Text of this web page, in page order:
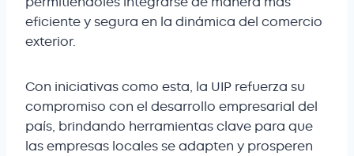
eficiente y segura en la dinámica del comercio
exterior.
Con iniciativas como esta, la UIP refuerza su
compromiso con el desarrollo empresarial del
país, brindando herramientas clave para que
las empresas locales se adapten y prosperen